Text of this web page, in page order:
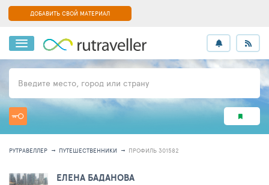
ДОБАВИТЬ СВОЙ МАТЕРИАЛ
Введите место, город или страну
РУТРАВЕЛЛЕР ПУТЕШЕСТВЕННИКИ ПРОФИЛЬ 301582
ЕЛЕНА БАДАНОВА